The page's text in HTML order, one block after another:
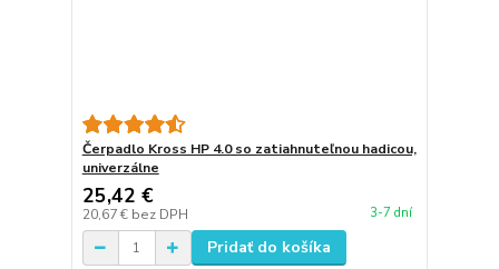
Čerpadlo Kross HP 4.0 so zatiahnuteľnou hadicou,
univerzálne
25,42 €
20,67 € bez DPH 3-7 dní
Pridať do košíka